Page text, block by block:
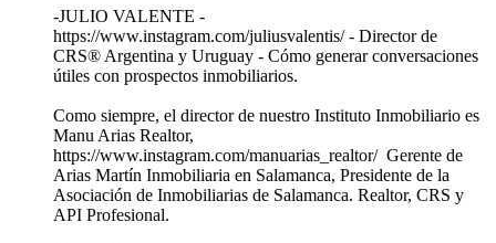
-⁠JULIO VALENTE -⁠
⁠https://www.instagram.com/juliusvalentis/⁠ - Director de
CRS® Argentina y Uruguay - Cómo generar conversaciones
útiles con prospectos inmobiliarios.
Como siempre, el director de nuestro Instituto Inmobiliario es
⁠Manu Arias Realtor⁠,
https://www.instagram.com/manuarias_realtor/ Gerente de
⁠Arias Martín Inmobiliaria en Salamanca⁠, Presidente de la
Asociación de Inmobiliarias de Salamanca. Realtor, CRS y
API Profesional.